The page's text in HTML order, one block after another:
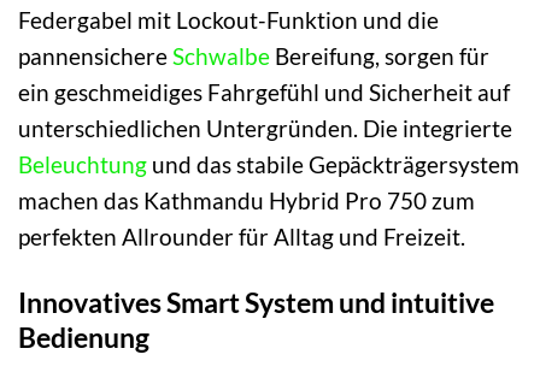
Federgabel mit Lockout-Funktion und die
pannensichereSchwalbe Bereifung, sorgen für
ein geschmeidiges Fahrgefühl und Sicherheit auf
unterschiedlichen Untergründen. Die integrierte
Beleuchtung und das stabile Gepäckträgersystem
machen das Kathmandu Hybrid Pro 750 zum
perfekten Allrounder für Alltag und Freizeit.
Innovatives Smart System und intuitive
Bedienung